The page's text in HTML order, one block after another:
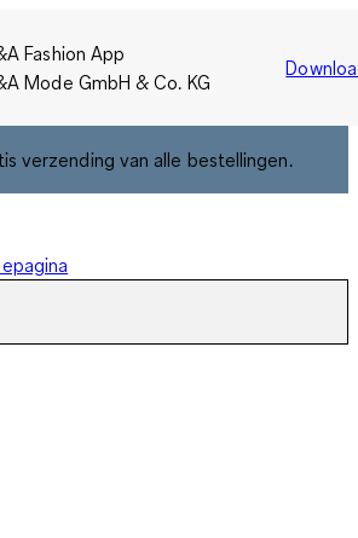
Fashion App
Mode GmbH & Co. KG
verzending van alle bestellingen.